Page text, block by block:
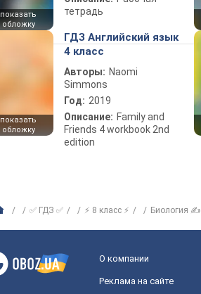
показать
обложку
тетрадь
показать
обложку
ГДЗ Английский язык
4 класс
Авторы: Naomi
Simmons
Год: 2019
Описание: Family and
Friends 4 workbook 2nd
edition
✅ ГДЗ ✅ ⚡ 8 класс ⚡ Биология ✍
О компании
Реклама на сайте